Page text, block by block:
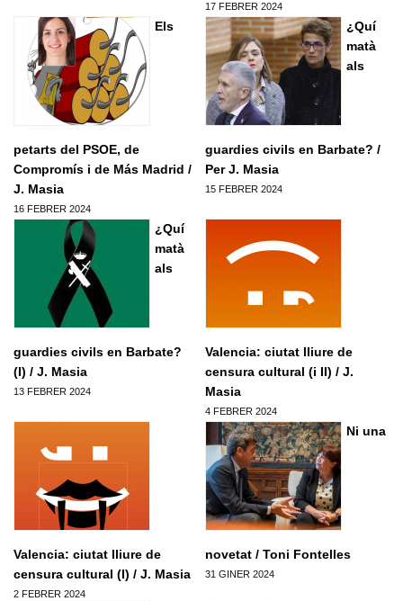
Valencianisme
Infraestructures
Politica
Opinio
Denuncia social
ACNV
Economia
Formacio complementaria
Normes d'El Puig
Videos
Zona privada
Usuari*
Contrasenya*
Crear nou conte
Solicitar una nova contrasenya
Contactar
Afilia't
Cursos IEV
17 FEBRER 2024
Els
petarts del PSOE, de
Compromís i de Más Madrid /
J. Masia
16 FEBRER 2024
¿Quí
matà
als
guardies civils en Barbate? /
Per J. Masia
15 FEBRER 2024
¿Quí
matà
als
guardies civils en Barbate?
(I) / J. Masia
13 FEBRER 2024
Valencia: ciutat lliure de
censura cultural (i II) / J.
Masia
4 FEBRER 2024
Valencia: ciutat lliure de
censura cultural (I) / J. Masia
2 FEBRER 2024
Ni una
novetat / Toni Fontelles
31 GINER 2024